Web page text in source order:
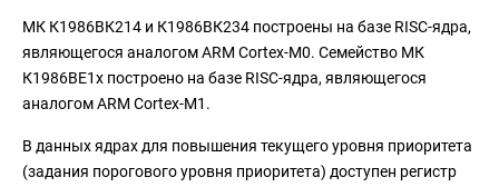
МК К1986ВК214 и К1986ВК234 построены на базе RISC-ядра,
являющегося аналогом ARM Cortex-M0. Семейство МК
К1986ВЕ1x построено на базе RISC-ядра, являющегося
аналогом ARM Cortex-M1.
В данных ядрах для повышения текущего уровня приоритета
(задания порогового уровня приоритета) доступен регистр